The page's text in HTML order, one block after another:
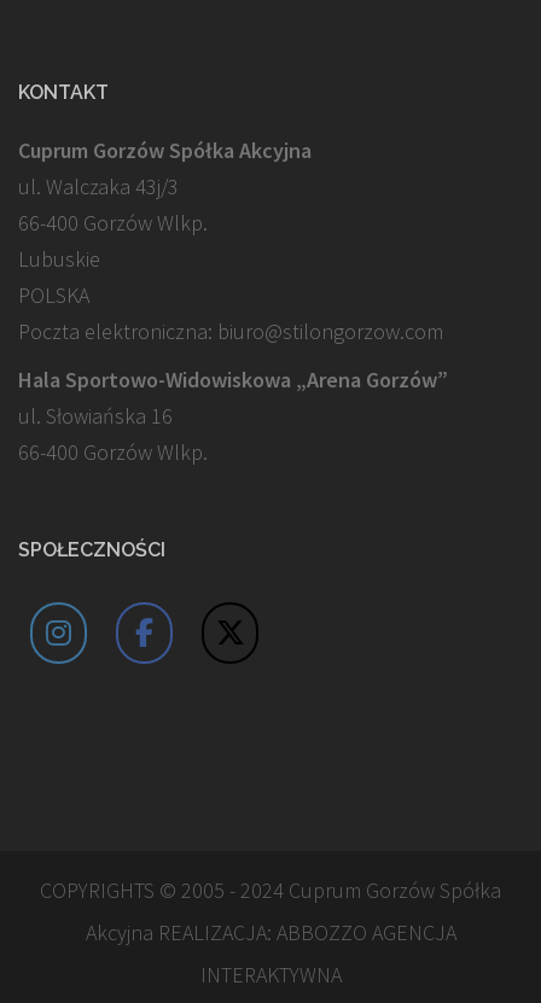
KONTAKT
Cuprum Gorzów Spółka Akcyjna
ul. Walczaka 43j/3
66-400 Gorzów Wlkp.
Lubuskie
POLSKA
Poczta elektroniczna: biuro@stilongorzow.com
Hala Sportowo-Widowiskowa „Arena Gorzów”
ul. Słowiańska 16
66-400 Gorzów Wlkp.
SPOŁECZNOŚCI
COPYRIGHTS © 2005 - 2024 Cuprum Gorzów Spółka
Akcyjna REALIZACJA: ABBOZZO AGENCJA
INTERAKTYWNA